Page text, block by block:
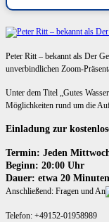
Peter Ritt – bekannt als Der
unverbindlichen Zoom-
Unter dem Titel „Gutes
Möglichkeiten rund um die
Einladung zur
Termin: Jeden
Beginn: 20:00 Uhr
Dauer: etwa 20 Minuten
Anschließend: Fragen und An
Telefon: +49152-01958989